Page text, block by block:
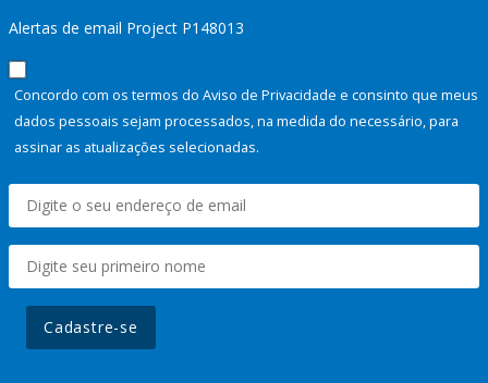
Alertas de email Project P148013
Concordo com os termos do Aviso de Privacidade e consinto que meus
dados pessoais sejam processados, na medida do necessário, para
assinar as atualizações selecionadas.
Cadastre-se